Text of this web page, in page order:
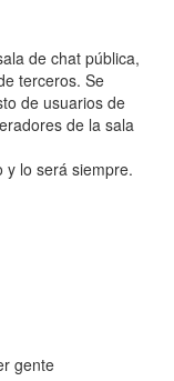
de chat pública,
terceros. Se
de usuarios de
de la sala
y lo será siempre.
gente